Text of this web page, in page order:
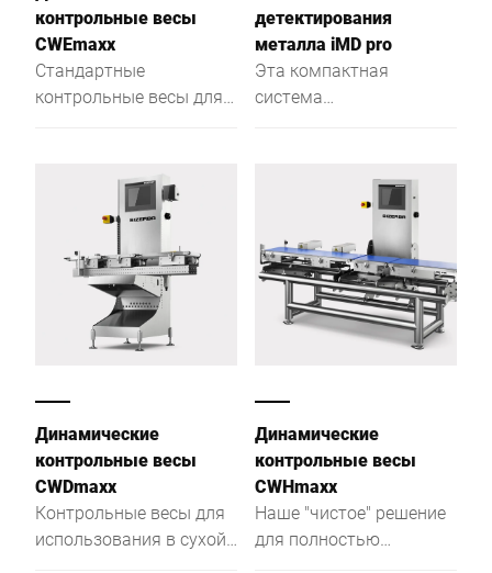
контрольные весы
CWEmaxx
Стандартные
контрольные весы для
детектирования
металла iMD pro
Эта компактная
система
своей надежной
чувствительностью
обнаружения.
Динамические
контрольные весы
CWDmaxx
Контрольные весы для
использования в сухой
Динамические
контрольные весы
CWHmaxx
Наше "чистое" решение
для полностью